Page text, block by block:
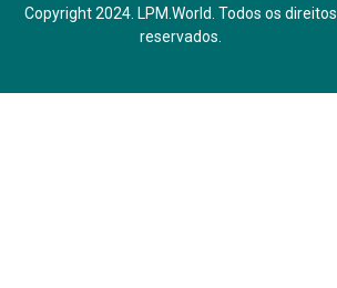
Copyright 2024. LPM.World. Todos os direitos
reservados.